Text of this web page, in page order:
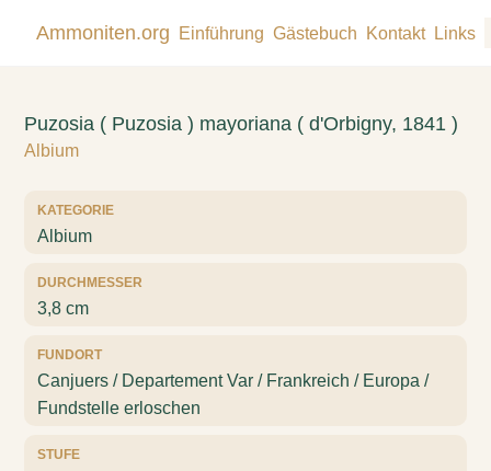
Ammoniten.org Einführung Gästebuch Kontakt Links
Puzosia ( Puzosia ) mayoriana ( d'Orbigny, 1841 )
Albium
KATEGORIE
Albium
DURCHMESSER
3,8 cm
FUNDORT
Canjuers / Departement Var / Frankreich / Europa /
Fundstelle erloschen
STUFE